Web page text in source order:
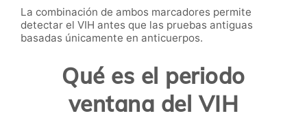
La combinación de ambos marcadores permite
detectar el VIH antes que las pruebas antiguas
basadas únicamente en anticuerpos.
Qué es el periodo
ventana del VIH